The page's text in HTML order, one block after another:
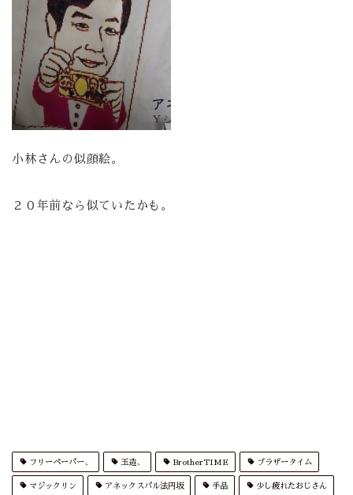
小林さんの似顔絵。
２０年前なら似ていたかも。
フリーペーパー、 玉造、 BrotherTIME ブラザータイム
マジックリン アネックスパル法円坂 手品 少し疲れたおじさん